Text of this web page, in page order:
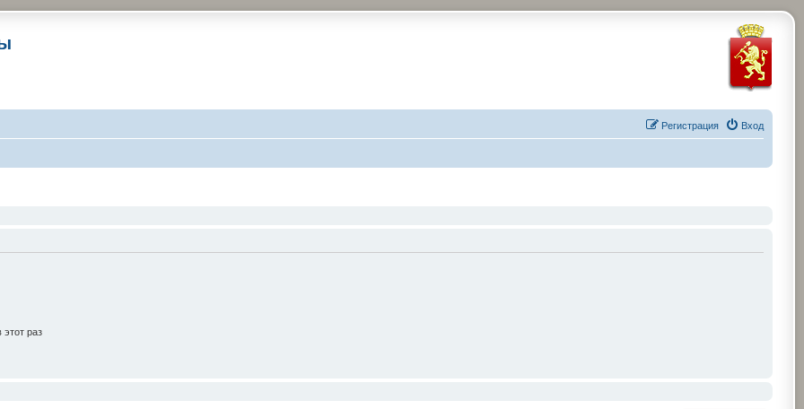
Вход
Регистрация
раз